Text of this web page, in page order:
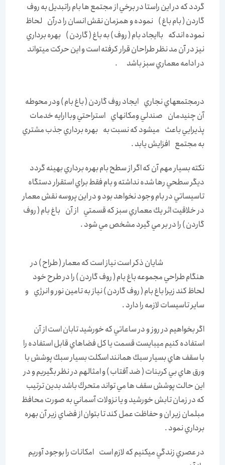
گردد كه در اين راستا در برخي از مجتمع ها بام راتبديل به روف
گاردن ( بام باغ ) نموده و همزمان نقش انسان را درآن لحاظ
نموده اندكه باايجاد بام ( روف ) به باغ ( گاردن ) بهره برداري
نيز در آن مد نظر طراحان قرار كرفته است و اين حركت ميتواند
در ادامه معماري سبز باشد .
درمجتمعهاي نجاري ايجاد روف گاردن ( باغ بام ) ودر محوطه
آن چنيدمان صندلي ومكانهاي استراحتي وبا ارايه خدمات
پذيرايي باعث ميشود كه نسبت به بهره برداري جذب مشتري
به مجتمع افزايش يابد .
نكته بسيار مهم آن كه اگر از سطح بام بهره برداري بهينه گردد
ديگر سطحي رها شده نداشته و بام فقط براي استقرار دستگاه
تاسيساتي در بام وجود نخواهد بود و در اين پروسه نقش معمار
در خلاقيت اثر يك معماري سبز كه قسمتي از آن باغ بام ( روف
گاردن ) را در بر مي گيرد مشخص مي شود .
شايان ذكر است نياز است كه معمار ( طراح ) در
هنگام طراحي مجموعه باغ بام ( روف گاردن ) را در طرح خود
لحاظ كند زيرا باغ بام ( روف گاردن ) نياز به تامين نور و انرژي و
ساير تاسيسات لازمه را دارد .
اگر بخواهيم در روز و در ساعاتي كه خورشيد تابان است از آن
استفاده كنيم ميبايست قسمت يا كل فضاهاي قابل استفاده را
با سقف هاي بسيار سبك همانند اسكلت بسيار سبك پوشش با
ورق هاي بي كربنات ( ضد آفتاب ) و امثالهم در نظر بگيريم و در
اين حالت پوشش سقف ها مي تواند متحرك باشد بدين ترتيب
كه در زمان تابش خورشيد و يا نزولات آسماني به صورت محافظ
مبلمان زير ان و حفاظت عمل كند تا بتوان از فضاي زير آن بهره
برداري نمود .
در عصري زندگي ميكنيم كه لازم است امكانات را بوجود آوريم